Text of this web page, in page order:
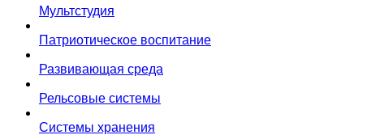
Мультстудия
Патриотическое воспитание
Развивающая среда
Рельсовые системы
Системы хранения